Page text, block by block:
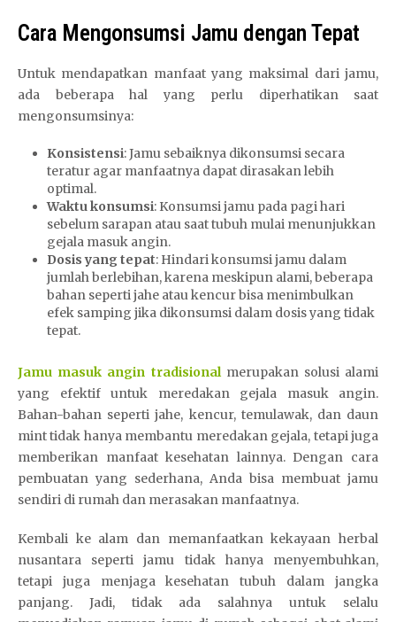
Cara Mengonsumsi Jamu dengan Tepat
Untuk mendapatkan manfaat yang maksimal dari jamu,
ada beberapa hal yang perlu diperhatikan saat
mengonsumsinya:
Konsistensi: Jamu sebaiknya dikonsumsi secara
teratur agar manfaatnya dapat dirasakan lebih
optimal.
Waktu konsumsi: Konsumsi jamu pada pagi hari
sebelum sarapan atau saat tubuh mulai menunjukkan
gejala masuk angin.
Dosis yang tepat: Hindari konsumsi jamu dalam
jumlah berlebihan, karena meskipun alami, beberapa
bahan seperti jahe atau kencur bisa menimbulkan
efek samping jika dikonsumsi dalam dosis yang tidak
tepat.
Jamu masuk angin tradisionalmerupakan solusi alami
yang efektif untuk meredakan gejala masuk angin.
Bahan-bahan seperti jahe, kencur, temulawak, dan daun
mint tidak hanya membantu meredakan gejala, tetapi juga
memberikan manfaat kesehatan lainnya. Dengan cara
pembuatan yang sederhana, Anda bisa membuat jamu
sendiri di rumah dan merasakan manfaatnya.
Kembali ke alam dan memanfaatkan kekayaan herbal
nusantara seperti jamu tidak hanya menyembuhkan,
tetapi juga menjaga kesehatan tubuh dalam jangka
panjang. Jadi, tidak ada salahnya untuk selalu